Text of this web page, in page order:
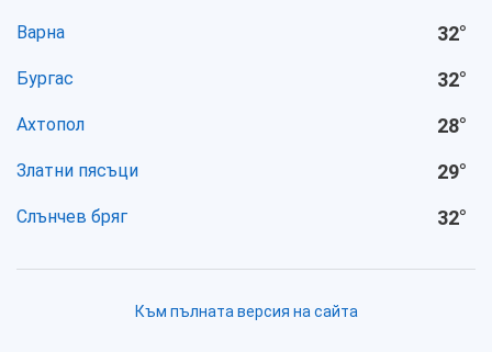
Варна 32°
Бургас 32°
Ахтопол 28°
Златни пясъци 29°
Слънчев бряг 32°
Към пълната версия на сайта